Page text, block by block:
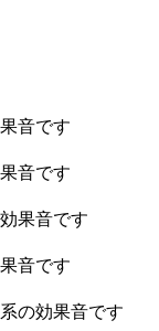
音です
音です
果音です
音です
の効果音です